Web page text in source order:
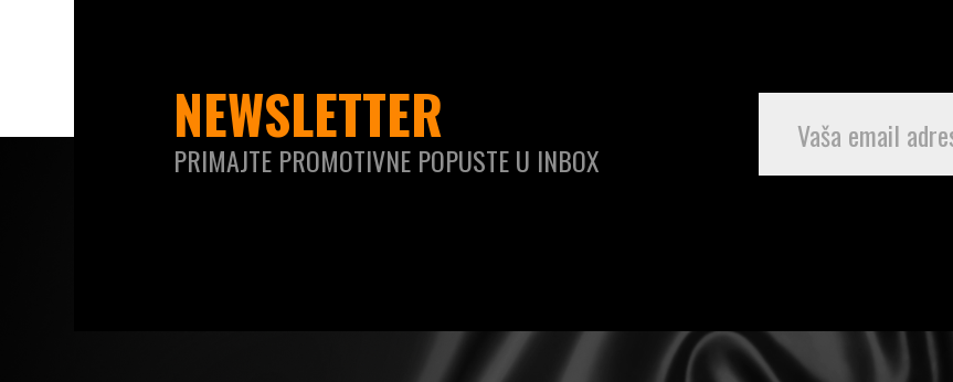
NEWSLETTER
PRIMAJTE PROMOTIVNE POPUSTE U INBOX